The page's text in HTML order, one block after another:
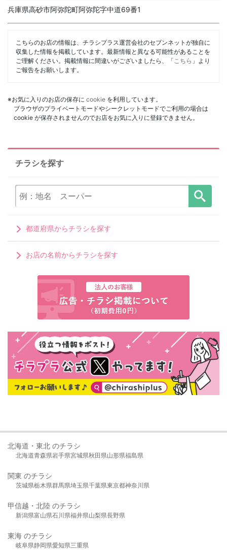
兵庫県高砂市阿弥陀町阿弥陀字中道69番1
こちらのお店の情報は、チラシプラス運営会社のセブンネットが独自に
収集した情報を掲載しています。最新情報と異なる可能性があることを
ご理解ください。掲載情報に間違いがございましたら、「 こちら 」より
ご報告をお願いします。
※お気に入りのお店の保存に cookie を利用しています。
ブラウザのプライベートモードやシークレットモードでご利用の場合は
cookie が保存されませんのでお店をお気に入りに登録できません。
チラシを探す
都道府県からチラシを探す
お店の名前からチラシを探す
北海道・東北 のチラシ
北海道青森県岩手県宮城県秋田県山形県福島県
関東 のチラシ
茨城県栃木県群馬県埼玉県千葉県東京都神奈川県
甲信越・北陸 のチラシ
新潟県富山県石川県福井県山梨県長野県
東海 のチラシ
岐阜県静岡県愛知県三重県